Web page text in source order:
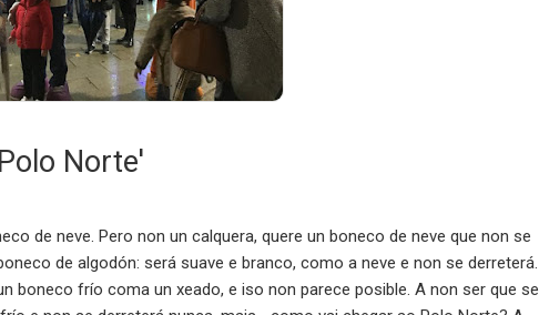
Norte'
de neve. Pero non un calquera, quere un boneco de neve que non se
de algodón: será suave e branco, como a neve e non se derreterá.
boneco frío coma un xeado, e iso non parece posible. A non ser que se